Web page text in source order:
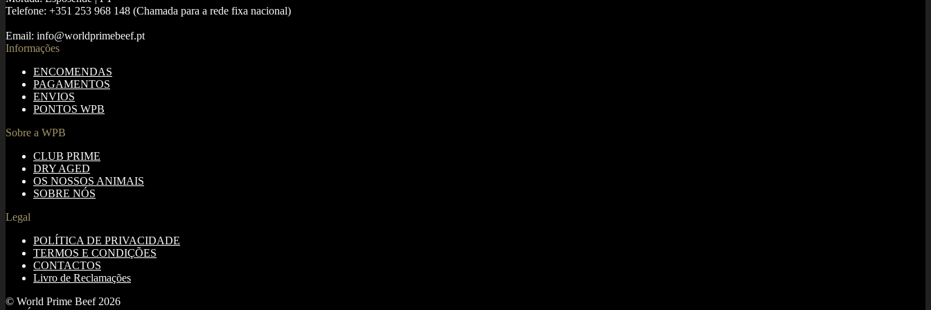
Telefone: +351 253 968 148 (Chamada para a rede fixa nacional)
Email: info@worldprimebeef.pt
Informações
ENCOMENDAS
PAGAMENTOS
ENVIOS
PONTOS WPB
Sobre a WPB
CLUB PRIME
DRY AGED
OS NOSSOS ANIMAIS
SOBRE NÓS
Legal
POLÍTICA DE PRIVACIDADE
TERMOS E CONDIÇÕES
CONTACTOS
Livro de Reclamações
© World Prime Beef 2026